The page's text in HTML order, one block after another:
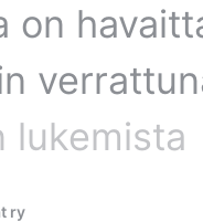
on
Kilpapurjehdus
2006
lukemista
ry